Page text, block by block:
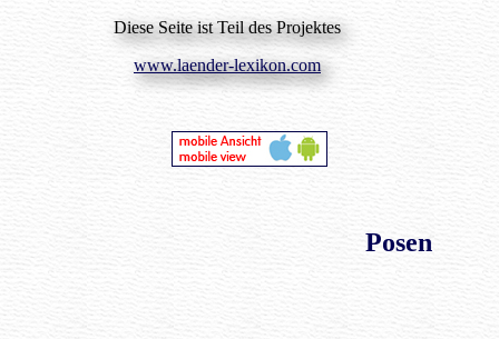
Diese Seite ist Teil des Projektes
www.laender-lexikon.com
Posen